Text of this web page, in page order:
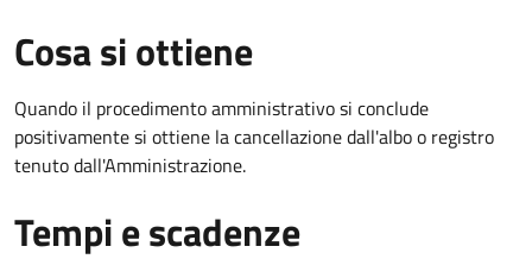
Cosa si ottiene
Quando il procedimento amministrativo si conclude
positivamente si ottiene la cancellazione dall'albo o registro
tenuto dall'Amministrazione.
Tempi e scadenze